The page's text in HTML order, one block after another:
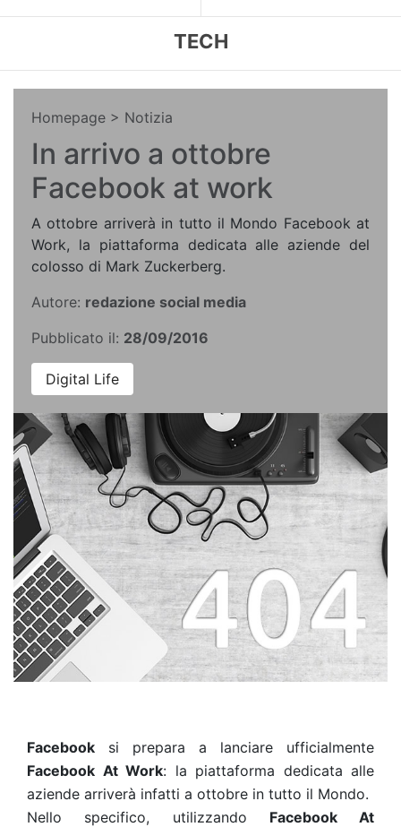
TECH
Homepage > Notizia
In arrivo a ottobre
Facebook at work
A ottobre arriverà in tutto il Mondo Facebook at
Work, la piattaforma dedicata alle aziende del
colosso di Mark Zuckerberg.
Autore: redazione social media
Pubblicato il: 28/09/2016
Digital Life
Facebook si prepara a lanciare ufficialmente
Facebook At Work: la piattaforma dedicata alle
aziende arriverà infatti a ottobre in tutto il Mondo.
Nello specifico, utilizzando Facebook At